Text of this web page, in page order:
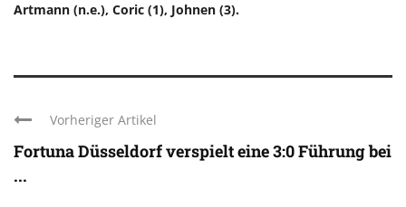
Artmann (n.e.), Coric (1), Johnen (3).
Vorheriger Artikel
Fortuna Düsseldorf verspielt eine 3:0 Führung bei
...